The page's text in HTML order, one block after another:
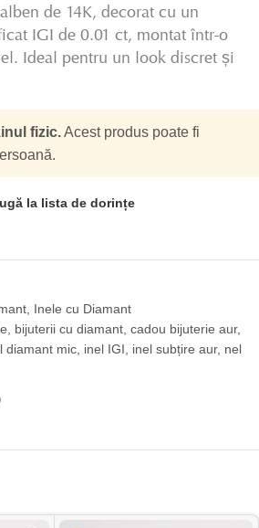
de 14K, decorat cu un
IGI de 0.01 ct, montat într-o
Ideal pentru un look discret și
fizic.Acest produs poate fi
la lista de dorințe
, Inele cu Diamant
, bijuterii cu diamant, cadou bijuterie aur,
diamant mic, inel IGI, inel subțire aur, nel